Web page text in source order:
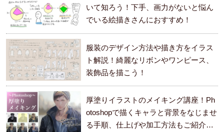
いて知ろう！下手、画力がないと悩ん
でいる絵描きさんにおすすめ！
服装のデザイン方法や描き方をイラス
ト解説！綺麗なリボンやワンピース、
装飾品を描こう！
厚塗りイラストのメイキング講座！Ph
otoshopで描くキャラと背景をなじませ
る手順、仕上げや加工方法もご紹介し